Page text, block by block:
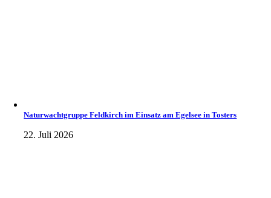
Naturwachtgruppe Feldkirch im Einsatz am Egelsee in Tosters
22. Juli 2026